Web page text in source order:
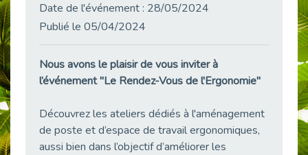
Publié le 30/05/2026
« Confiance en soi et acceptation du handicap » : un levier puissant vers l’emploi
Publié le 22/05/2026
Handicap et emploi : une matinée pour briser les tabous
L’alternance : un levier stratégique pour recruter et inclure durablement
Publié le 18/05/2026
Date de l'événement : 28/05/2024
Publié le 05/04/2024
Nous avons le plaisir de vous inviter à
l’événement "Le Rendez-Vous de l'Ergonomie"
Découvrez les ateliers dédiés à l'aménagement
de poste et d’espace de travail ergonomiques,
aussi bien dans l’objectif d’améliorer les